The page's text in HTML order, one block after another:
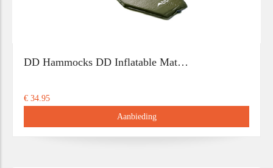
DD Hammocks DD Inflatable Mat…
€ 34.95
Aanbieding